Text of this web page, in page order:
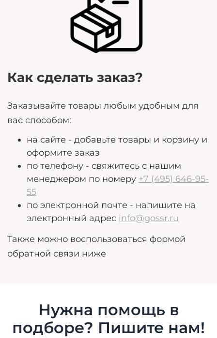
Любые дополнительные пожелания, которые
могут помочь нам лучше удовлетворить ваши
потребности.
Как сделать заказ?
Заказывайте товары любым удобным для
вас способом:
на сайте - добавьте товары и корзину и
оформите заказ
по телефону - свяжитесь с нашим
менеджером по номеру +7 (495) 646-95-
55
по электронной почте - напишите на
электронный адрес info@gossr.ru
Также можно воспользоваться формой
обратной связи ниже
Нужна помощь в
подборе? Пишите нам!